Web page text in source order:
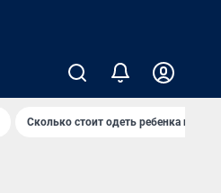
Сколько стоит одеть ребенка на